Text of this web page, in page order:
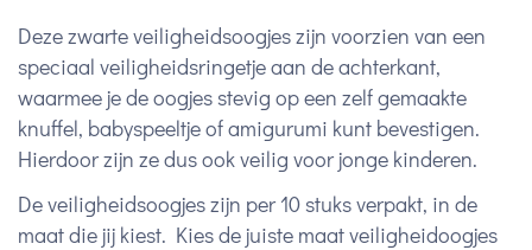
Deze zwarte veiligheidsoogjes zijn voorzien van een
speciaal veiligheidsringetje aan de achterkant,
waarmee je de oogjes stevig op een zelf gemaakte
knuffel, babyspeeltje of amigurumi kunt bevestigen.
Hierdoor zijn ze dus ook veilig voor jonge kinderen.
De veiligheidsoogjes zijn per 10 stuks verpakt, in de
maat die jij kiest. Kies de juiste maat veiligheidoogjes